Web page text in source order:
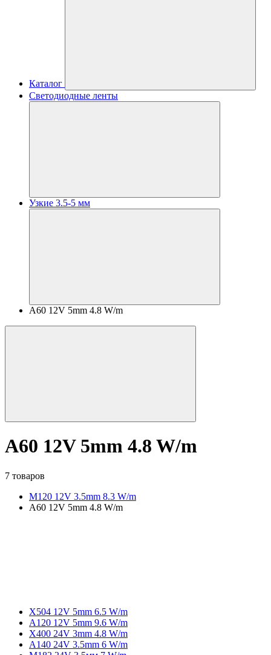
Каталог
Светодиодные ленты
Узкие 3.5-5 мм
A60 12V 5mm 4.8 W/m
A60 12V 5mm 4.8 W/m
7 товаров
M120 12V 3.5mm 8.3 W/m
A60 12V 5mm 4.8 W/m
X504 12V 5mm 6.5 W/m
A120 12V 5mm 9.6 W/m
X400 24V 3mm 4.8 W/m
A140 24V 3.5mm 6 W/m